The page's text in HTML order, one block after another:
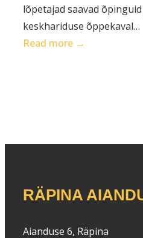
lõpetajad saavad
keskhariduse õppekaval…
Read more →
kuni
RÄPINA
Aianduse 6, Räpina